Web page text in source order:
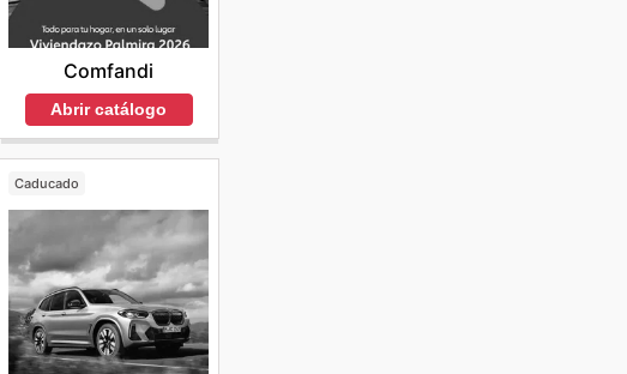
Comfandi
Abrir catálogo
Caducado